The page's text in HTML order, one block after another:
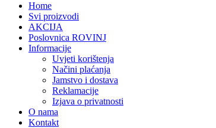
Home
Svi proizvodi
AKCIJA
Poslovnica ROVINJ
Informacije
Uvjeti korištenja
Načini plaćanja
Jamstvo i dostava
Reklamacije
Izjava o privatnosti
O nama
Kontakt